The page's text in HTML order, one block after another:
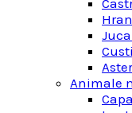
Animale